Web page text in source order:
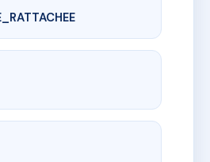
AD5535455
Montpellier